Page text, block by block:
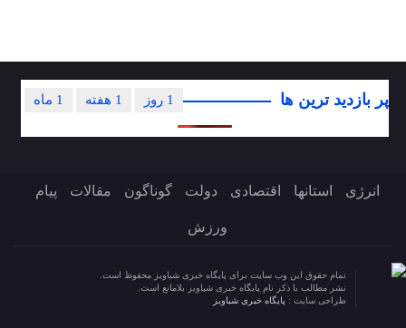
پر بازدید ترین ها 1 ماه 1 هفته 1 روز
انرژی استانها اقتصادی دولت گوناگون مقالات پیام
ورزش
تمام حقوق این وب سایت برای پایگاه خبری شباویز محفوظ است.
نشر مطالب با ذکر نام پایگاه خبری شباویز بلامانع است.
طراحی سایت : پایگاه خبری شباویز